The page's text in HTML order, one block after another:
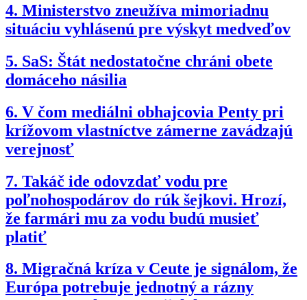
4. Ministerstvo zneužíva mimoriadnu
situáciu vyhlásenú pre výskyt medveďov
5. SaS: Štát nedostatočne chráni obete
domáceho násilia
6. V čom mediálni obhajcovia Penty pri
krížovom vlastníctve zámerne zavádzajú
verejnosť
7. Takáč ide odovzdať vodu pre
poľnohospodárov do rúk šejkovi. Hrozí,
že farmári mu za vodu budú musieť
platiť
8. Migračná kríza v Ceute je signálom, že
Európa potrebuje jednotný a rázny